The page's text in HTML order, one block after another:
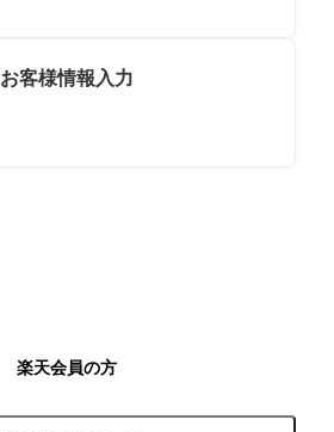
お客様情報入力
楽天会員の方